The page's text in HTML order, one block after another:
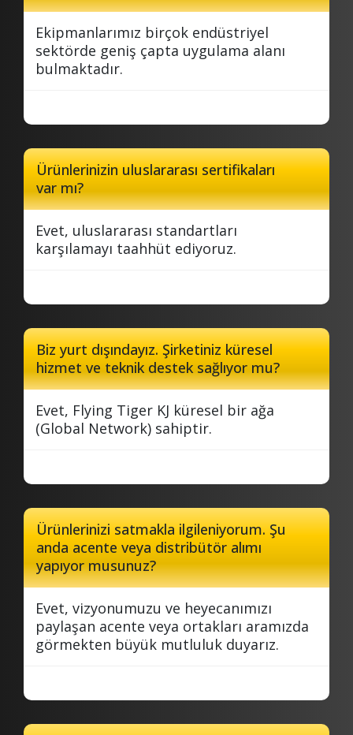
Ekipmanlarımız birçok endüstriyel
sektörde geniş çapta uygulama alanı
bulmaktadır.
Ürünlerinizin uluslararası sertifikaları
var mı?
Evet, uluslararası standartları
karşılamayı taahhüt ediyoruz.
Biz yurt dışındayız. Şirketiniz küresel
hizmet ve teknik destek sağlıyor mu?
Evet, Flying Tiger KJ küresel bir ağa
(Global Network) sahiptir.
Ürünlerinizi satmakla ilgileniyorum. Şu
anda acente veya distribütör alımı
yapıyor musunuz?
Evet, vizyonumuzu ve heyecanımızı
paylaşan acente veya ortakları aramızda
görmekten büyük mutluluk duyarız.